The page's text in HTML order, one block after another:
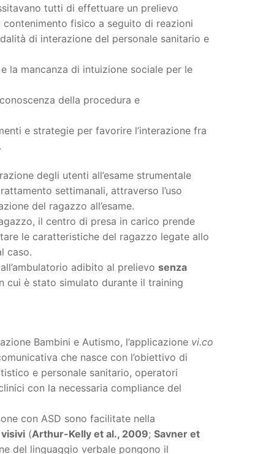
tutti di effettuare un prelievo
contenimento fisico a seguito di reazioni
di interazione del personale sanitario e
la mancanza di intuizione sociale per le
della procedura e
e strategie per favorire l’interazione fra
degli utenti all’esame strumentale
settimanali, attraverso l’uso
del ragazzo all’esame.
il centro di presa in carico prende
le caratteristiche del ragazzo legate allo
caso.
adibito al prelievo senza
cui è stato simulato durante il training
Bambini e Autismo, l’applicazione vi.co
che nasce con l’obiettivo di
e personale sanitario, operatori
con la necessaria compliance del
con ASD sono facilitate nella
(Arthur-Kelly et al., 2009; Savner et
del linguaggio verbale pongono il